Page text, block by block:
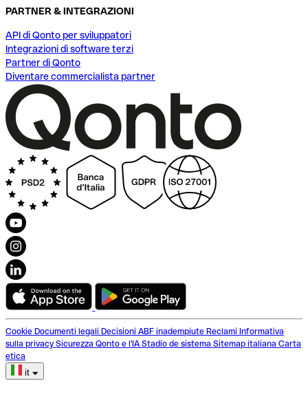
PARTNER & INTEGRAZIONI
API di Qonto per sviluppatori
Integrazioni di software terzi
Partner di Qonto
Diventare commercialista partner
Cookie Documenti legali Decisioni ABF inadempiute Reclami Informativa
sulla privacy Sicurezza Qonto e l'IA Stadio de sistema Sitemap italiana Carta
etica
it